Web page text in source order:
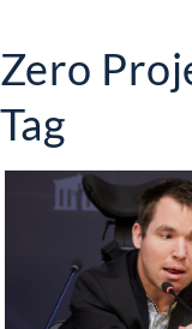
Zero
Tag